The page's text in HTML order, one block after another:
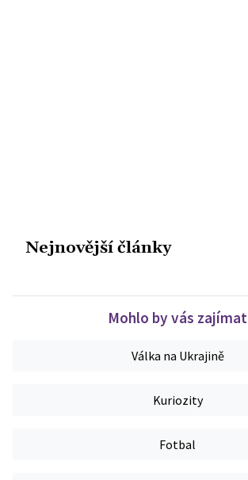
Nejnovější články
Mohlo by vás zajímat
Válka na Ukrajině
Kuriozity
Fotbal